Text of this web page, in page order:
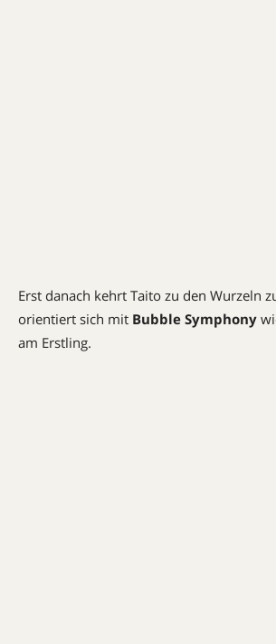
Erst danach kehrt Taito zu den Wurzeln
orientiert sich mit Bubble Symphony
am Erstling.